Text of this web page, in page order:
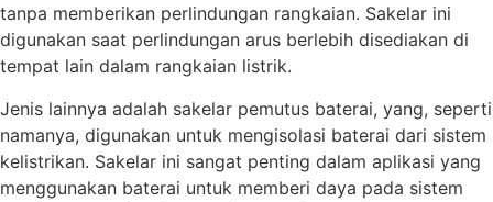
tanpa memberikan perlindungan rangkaian. Sakelar ini
digunakan saat perlindungan arus berlebih disediakan di
tempat lain dalam rangkaian listrik.
Jenis lainnya adalah sakelar pemutus baterai, yang, seperti
namanya, digunakan untuk mengisolasi baterai dari sistem
kelistrikan. Sakelar ini sangat penting dalam aplikasi yang
menggunakan baterai untuk memberi daya pada sistem